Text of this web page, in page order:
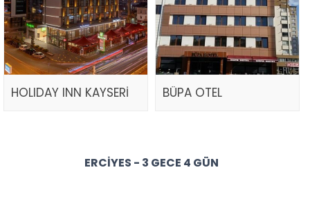
HOLIDAY INN KAYSERİ BÜPA OTEL
ERCIYES - 3 GECE 4 GÜN